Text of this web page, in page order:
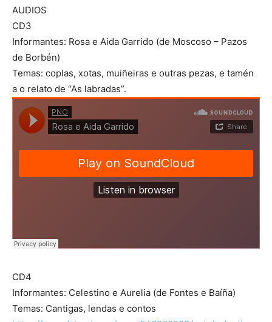
AUDIOS
CD3
Informantes: Rosa e Aida Garrido (de Moscoso – Pazos
de Borbén)
Temas: coplas, xotas, muiñeiras e outras pezas, e tamén
a o relato de “As labradas”.
CD4
Informantes: Celestino e Aurelia (de Fontes e Baíña)
Temas: Cantigas, lendas e contos